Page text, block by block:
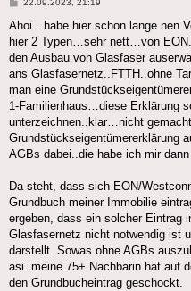
22.09.2023, 21:19
Ahoi…habe hier schon lange nen
hier 2 Typen…sehr nett…von
den Ausbau von Glasfaser
ans Glasfasernetz..FTTH..ohne
man eine
1-Familienhaus…diese Erklärung
unterzeichnen..klar…nicht
Grundstückseigentümererklärung
AGBs dabei..die habe ich mir
Da steht, dass sich EON/
Grundbuch meiner Immobilie
ergeben, dass ein solcher Eintrag
Glasfasernetz nicht notwendig ist
darstellt. Sowas ohne AGBs
asi..meine 75+ Nachbarin hat auf
den Grundbucheintrag geschockt.